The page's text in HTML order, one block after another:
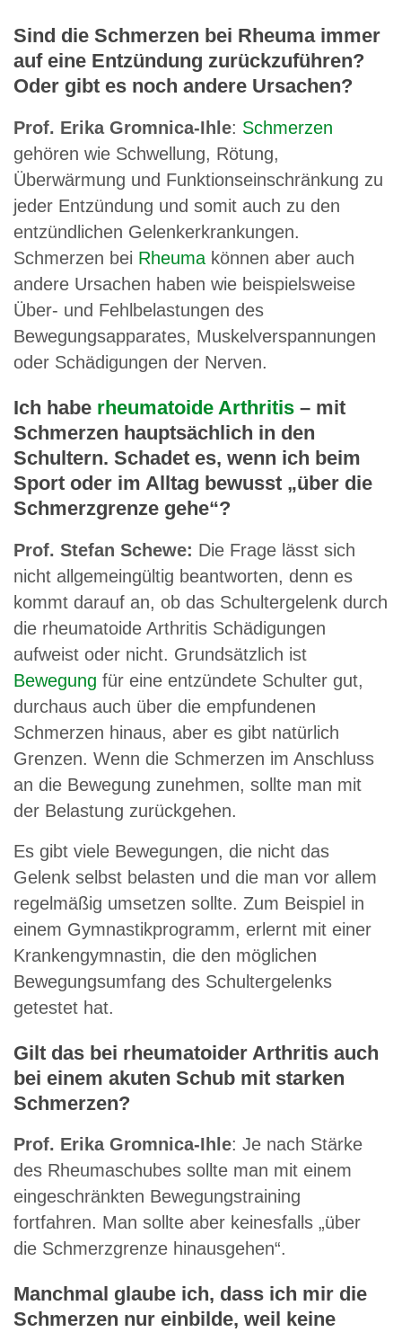
Sind die Schmerzen bei Rheuma immer
auf eine Entzündung zurückzuführen?
Oder gibt es noch andere Ursachen?
Prof. Erika Gromnica-Ihle: Schmerzen
gehören wie Schwellung, Rötung,
Überwärmung und Funktionseinschränkung zu
jeder Entzündung und somit auch zu den
entzündlichen Gelenkerkrankungen.
Schmerzen bei Rheuma können aber auch
andere Ursachen haben wie beispielsweise
Über- und Fehlbelastungen des
Bewegungsapparates, Muskelverspannungen
oder Schädigungen der Nerven.
Ich habe rheumatoide Arthritis – mit
Schmerzen hauptsächlich in den
Schultern. Schadet es, wenn ich beim
Sport oder im Alltag bewusst „über die
Schmerzgrenze gehe“?
Prof. Stefan Schewe: Die Frage lässt sich
nicht allgemeingültig beantworten, denn es
kommt darauf an, ob das Schultergelenk durch
die rheumatoide Arthritis Schädigungen
aufweist oder nicht. Grundsätzlich ist
Bewegung für eine entzündete Schulter gut,
durchaus auch über die empfundenen
Schmerzen hinaus, aber es gibt natürlich
Grenzen. Wenn die Schmerzen im Anschluss
an die Bewegung zunehmen, sollte man mit
der Belastung zurückgehen.
Es gibt viele Bewegungen, die nicht das
Gelenk selbst belasten und die man vor allem
regelmäßig umsetzen sollte. Zum Beispiel in
einem Gymnastikprogramm, erlernt mit einer
Krankengymnastin, die den möglichen
Bewegungsumfang des Schultergelenks
getestet hat.
Gilt das bei rheumatoider Arthritis auch
bei einem akuten Schub mit starken
Schmerzen?
Prof. Erika Gromnica-Ihle: Je nach Stärke
des Rheumaschubes sollte man mit einem
eingeschränkten Bewegungstraining
fortfahren. Man sollte aber keinesfalls „über
die Schmerzgrenze hinausgehen“.
Manchmal glaube ich, dass ich mir die
Schmerzen nur einbilde, weil keine